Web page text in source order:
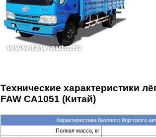
Технические характеристики
FAW CA1051 (Китай)
Характеристики базового бортового
Полная масса, кг